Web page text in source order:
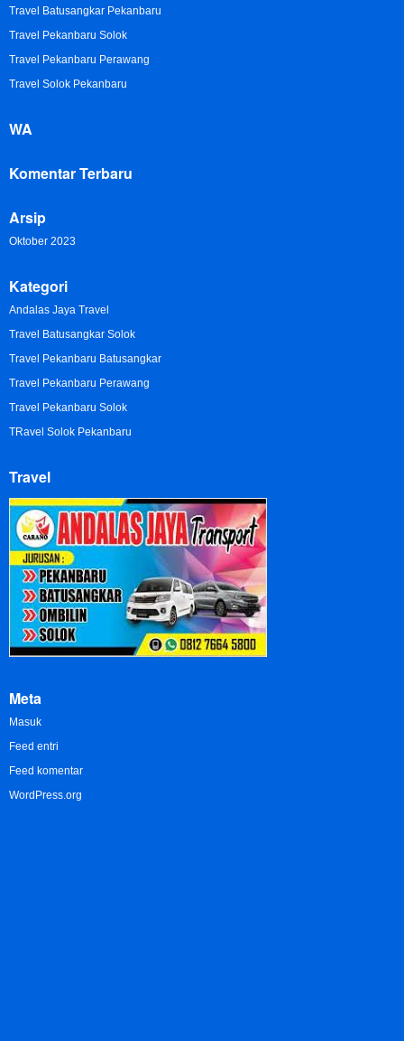
Travel Batusangkar Pekanbaru
Travel Pekanbaru Solok
Travel Pekanbaru Perawang
Travel Solok Pekanbaru
WA
Komentar Terbaru
Arsip
Oktober 2023
Kategori
Andalas Jaya Travel
Travel Batusangkar Solok
Travel Pekanbaru Batusangkar
Travel Pekanbaru Perawang
Travel Pekanbaru Solok
TRavel Solok Pekanbaru
Travel
Meta
Masuk
Feed entri
Feed komentar
WordPress.org